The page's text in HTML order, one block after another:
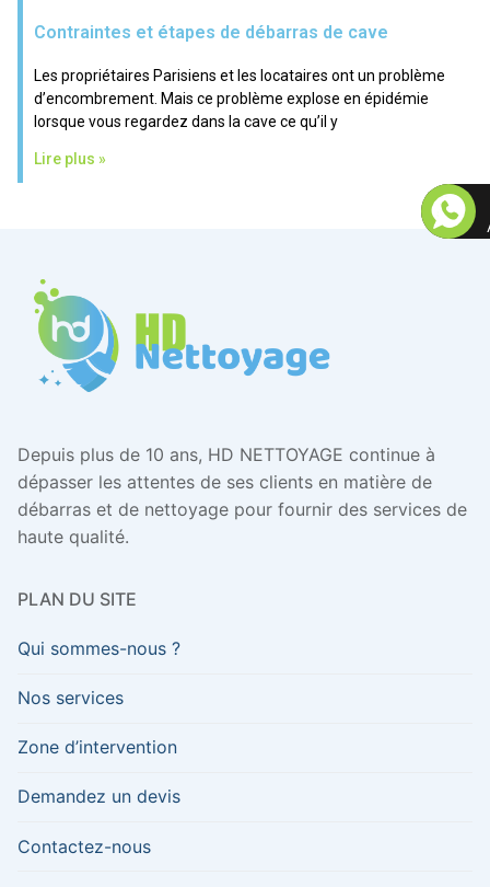
Contraintes et étapes de débarras de cave
Les propriétaires Parisiens et les locataires ont un problème
d’encombrement. Mais ce problème explose en épidémie
lorsque vous regardez dans la cave ce qu’il y
Lire plus »
Depuis plus de 10 ans, HD NETTOYAGE continue à
dépasser les attentes de ses clients en matière de
débarras et de nettoyage pour fournir des services de
haute qualité.
PLAN DU SITE
Qui sommes-nous ?
Nos services
Zone d’intervention
Demandez un devis
Contactez-nous